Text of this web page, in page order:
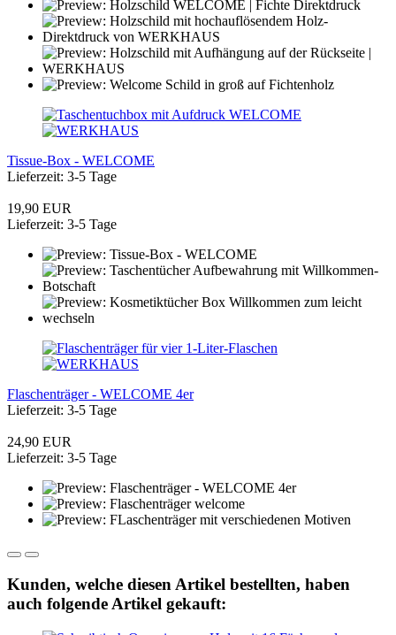
Tissue-Box - WELCOME
Lieferzeit: 3-5 Tage
19,90 EUR
Lieferzeit: 3-5 Tage
Flaschenträger - WELCOME 4er
Lieferzeit: 3-5 Tage
24,90 EUR
Lieferzeit: 3-5 Tage
Kunden, welche diesen Artikel bestellten, haben
auch folgende Artikel gekauft: